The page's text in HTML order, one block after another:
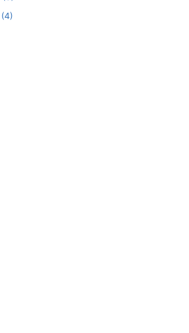
(4)